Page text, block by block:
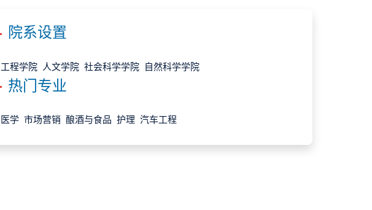
院系设置
工程学院 人文学院 社会科学学院 自然科学学院
热门专业
医学 市场营销 酿酒与食品 护理 汽车工程